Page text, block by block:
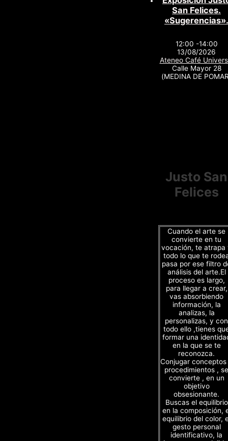
San Felices.
«Sugerencias».
12:00 -14:00
13/08/2026
Ateneo Café
Calle Mayor 28
(MEDINA DE
Justo San
Felices
Cuando el arte se
convierte en tu
vocación, te atrapa
todo lo que te
pasa por ese filtro
análisis del arte.El
proceso es largo,
para llegar a crear,
vas absorbiendo
información, la
analizas, la
personalizas, y con
todo ello ,tienes
formar una
en la que se te
reconozca.
Conjugar
procedimientos , se
convierte , en un
objetivo
obsesionante.
Buscas el equilibrio
en la composición,
equilibrio del color,
gesto personal
identificativo, la